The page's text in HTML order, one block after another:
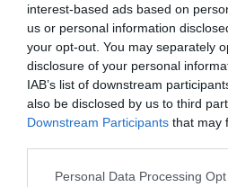
interest-based ads based on
us or personal information
your opt-out. You may separately
disclosure of your personal
IAB’s list of downstream
also be disclosed by us to third
Downstream Participants that may
Please note that this website/app
Personal Data Processing
40 259